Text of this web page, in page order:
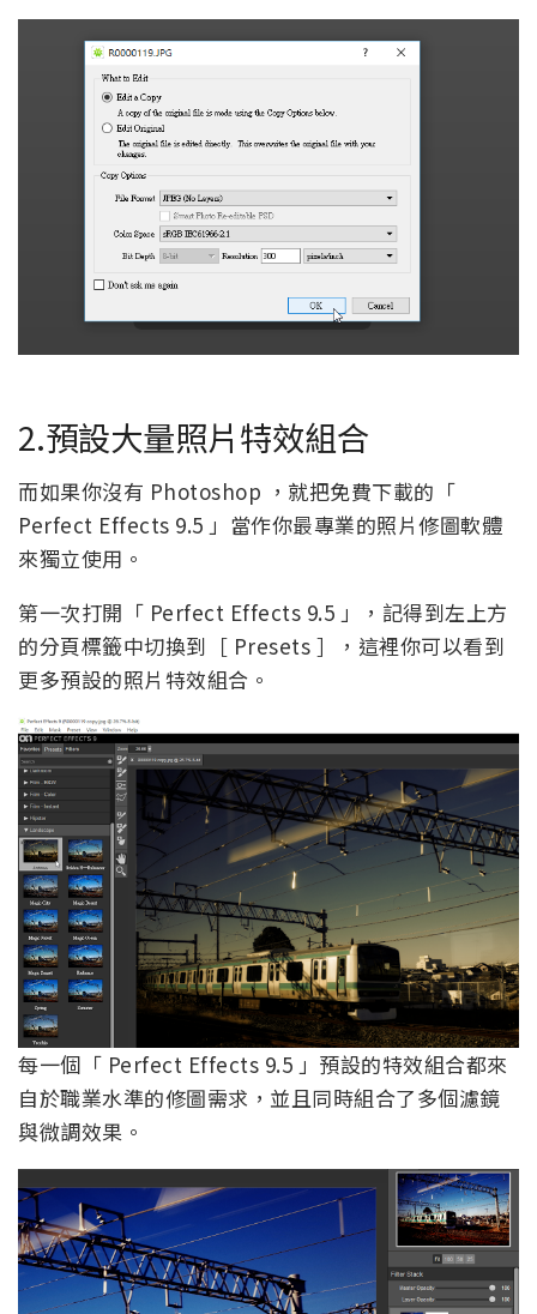
2.預設大量照片特效組合
而如果你沒有 Photoshop ，就把免費下載的「
Perfect Effects 9.5 」當作你最專業的照片修圖軟體
來獨立使用。
第一次打開「 Perfect Effects 9.5 」，記得到左上方
的分頁標籤中切換到［ Presets ］，這裡你可以看到
更多預設的照片特效組合。
每一個「 Perfect Effects 9.5 」預設的特效組合都來
自於職業水準的修圖需求，並且同時組合了多個濾鏡
與微調效果。